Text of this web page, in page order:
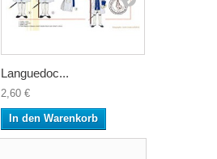
Languedoc...
2,60 €
In den Warenkorb